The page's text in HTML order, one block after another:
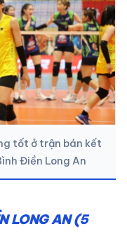
tốt ở trận bán kết
Điền Long An
LONG AN (5